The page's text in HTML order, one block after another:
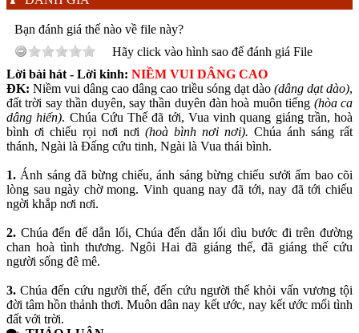
Bạn đánh giá thế nào về file này?
Hãy click vào hình sao để đánh giá File
Lời bài hát - Lời kinh: NIỀM VUI DÂNG CAO
ĐK: Niềm vui dâng cao dâng cao triều sóng dạt dào (dâng dạt dào),
đất trời say thần duyên, say thần duyên đàn hoà muôn tiếng (hòa ca
dâng hiến). Chúa Cứu Thế đã tới, Vua vinh quang giáng trần, hoà
bình ơi chiếu rọi nơi nơi (hoà bình nơi nơi). Chúa ánh sáng rất
thánh, Ngài là Đấng cứu tinh, Ngài là Vua thái bình.
1. Ánh sáng đã bừng chiếu, ánh sáng bừng chiếu sưởi ấm bao cõi
lòng sau ngày chờ mong. Vinh quang nay đã tới, nay đã tới chiếu
ngời khắp nơi nơi.
2. Chúa đến để dẫn lối, Chúa đến dẫn lối dìu bước đi trên đường
chan hoà tình thương. Ngôi Hai đã giáng thế, đã giáng thế cứu
người sống đê mê.
3. Chúa đến cứu người thế, đến cứu người thế khỏi vấn vương tội
đời tâm hồn thảnh thơi. Muôn dân nay kết ước, nay kết ước mối tình
đất với trời.